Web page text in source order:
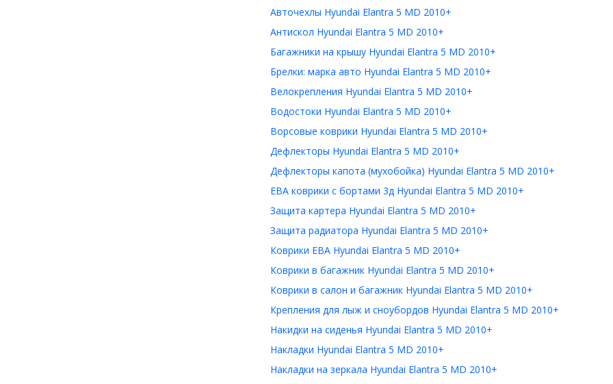
Авточехлы Hyundai Elantra 5 MD 2010+
Антискол Hyundai Elantra 5 MD 2010+
Багажники на крышу Hyundai Elantra 5 MD 2010+
Брелки: марка авто Hyundai Elantra 5 MD 2010+
Велокрепления Hyundai Elantra 5 MD 2010+
Водостоки Hyundai Elantra 5 MD 2010+
Ворсовые коврики Hyundai Elantra 5 MD 2010+
Дефлекторы Hyundai Elantra 5 MD 2010+
Дефлекторы капота (мухобойка) Hyundai Elantra 5 MD 2010+
ЕВА коврики с бортами 3д Hyundai Elantra 5 MD 2010+
Защита картера Hyundai Elantra 5 MD 2010+
Защита радиатора Hyundai Elantra 5 MD 2010+
Коврики ЕВА Hyundai Elantra 5 MD 2010+
Коврики в багажник Hyundai Elantra 5 MD 2010+
Коврики в салон и багажник Hyundai Elantra 5 MD 2010+
Крепления для лыж и сноубордов Hyundai Elantra 5 MD 2010+
Накидки на сиденья Hyundai Elantra 5 MD 2010+
Накладки Hyundai Elantra 5 MD 2010+
Накладки на зеркала Hyundai Elantra 5 MD 2010+